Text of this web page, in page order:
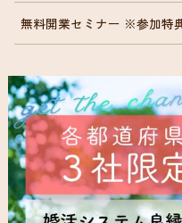
無料開業セミナー ※参加特